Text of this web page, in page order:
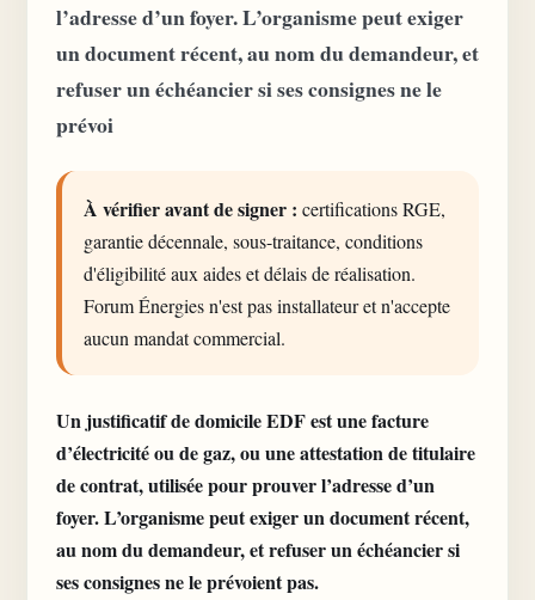
l’adresse d’un foyer. L’organisme peut exiger
un document récent, au nom du demandeur, et
refuser un échéancier si ses consignes ne le
prévoi
À vérifier avant de signer : certifications RGE,
garantie décennale, sous-traitance, conditions
d'éligibilité aux aides et délais de réalisation.
Forum Énergies n'est pas installateur et n'accepte
aucun mandat commercial.
Un justificatif de domicile EDFest une facture
d’électricité ou de gaz, ou une attestation de titulaire
de contrat, utilisée pour prouver l’adresse d’un
foyer. L’organisme peut exiger un document récent,
au nom du demandeur, et refuser un échéancier si
ses consignes ne le prévoient pas.